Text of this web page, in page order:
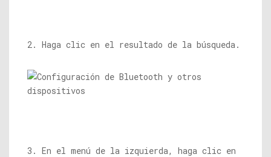
2. Haga clic en el resultado de la búsqueda.
3. En el menú de la izquierda, haga clic en